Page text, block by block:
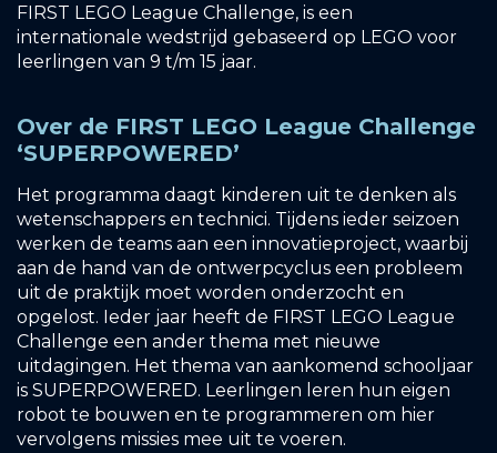
FIRST LEGO League Challenge, is een
internationale wedstrijd gebaseerd op LEGO voor
leerlingen van 9 t/m 15 jaar.
Over de FIRST LEGO League Challenge
‘SUPERPOWERED’
Het programma daagt kinderen uit te denken als
wetenschappers en technici. Tijdens ieder seizoen
werken de teams aan een innovatieproject, waarbij
aan de hand van de ontwerpcyclus een probleem
uit de praktijk moet worden onderzocht en
opgelost. Ieder jaar heeft de FIRST LEGO League
Challenge een ander thema met nieuwe
uitdagingen. Het thema van aankomend schooljaar
is SUPERPOWERED. Leerlingen leren hun eigen
robot te bouwen en te programmeren om hier
vervolgens missies mee uit te voeren.